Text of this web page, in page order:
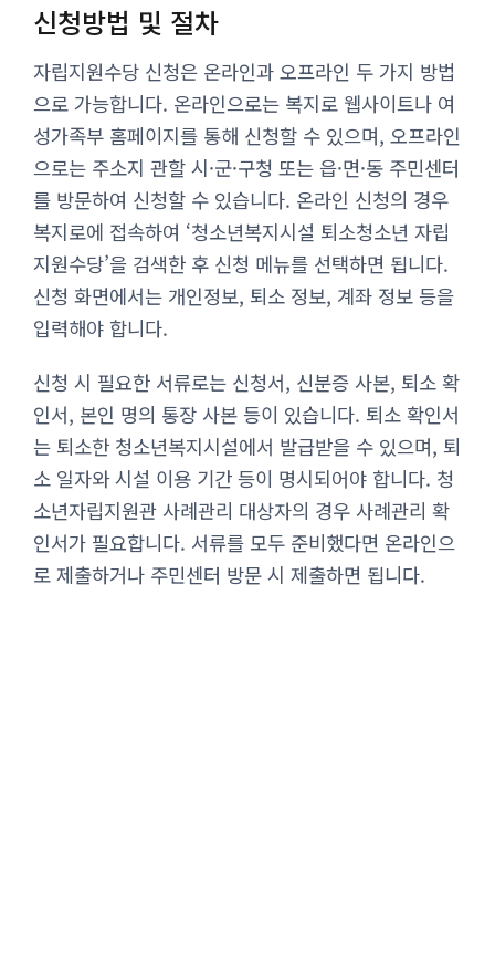
신청방법 및 절차
자립지원수당 신청은 온라인과 오프라인 두 가지 방법
으로 가능합니다. 온라인으로는 복지로 웹사이트나 여
성가족부 홈페이지를 통해 신청할 수 있으며, 오프라인
으로는 주소지 관할 시·군·구청 또는 읍·면·동 주민센터
를 방문하여 신청할 수 있습니다. 온라인 신청의 경우
복지로에 접속하여 ‘청소년복지시설 퇴소청소년 자립
지원수당’을 검색한 후 신청 메뉴를 선택하면 됩니다.
신청 화면에서는 개인정보, 퇴소 정보, 계좌 정보 등을
입력해야 합니다.
신청 시 필요한 서류로는 신청서, 신분증 사본, 퇴소 확
인서, 본인 명의 통장 사본 등이 있습니다. 퇴소 확인서
는 퇴소한 청소년복지시설에서 발급받을 수 있으며, 퇴
소 일자와 시설 이용 기간 등이 명시되어야 합니다. 청
소년자립지원관 사례관리 대상자의 경우 사례관리 확
인서가 필요합니다. 서류를 모두 준비했다면 온라인으
로 제출하거나 주민센터 방문 시 제출하면 됩니다.